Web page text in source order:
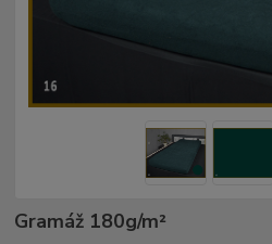
Gramáž 180g/m²­